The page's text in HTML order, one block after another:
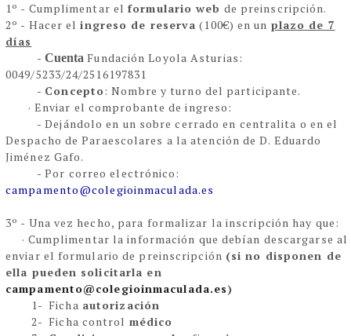
1º - Cumplimentar elformulario web de preinscripción.
2º - Hacer elingreso de reserva (100€) en un plazo de 7
días
-Cuenta Fundación Loyola Asturias:
0049/5233/24/2516197831
- Concepto: Nombre y turno del participante.
· Enviar el comprobante de ingreso:
-Dejándolo en un sobre cerrado en centralita o en el
Despacho de Paraescolares a la atención deD. Eduardo
Jiménez Gafo.
-Por correo electrónico:
campamento@colegioinmaculada.es
3º - Una vez hecho, para formalizar la inscripción hay que:
· Cumplimentar la información que debían descargarse al
enviar el formulario de preinscripción (si no disponen de
ella pueden solicitarla en
campamento@colegioinmaculada.es)
1- Ficha autorización
2- Ficha control médico